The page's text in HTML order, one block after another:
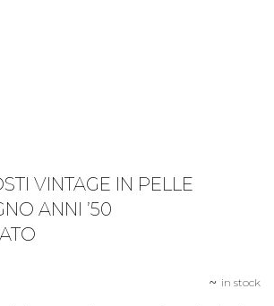
VINTAGE IN PELLE
ANNI ’50
in stock